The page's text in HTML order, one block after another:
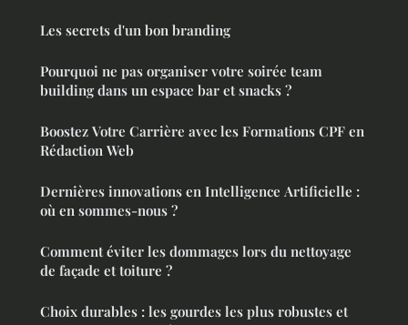
Les secrets d'un bon branding
Pourquoi ne pas organiser votre soirée team
building dans un espace bar et snacks ?
Boostez Votre Carrière avec les Formations CPF en
Rédaction Web
Dernières innovations en Intelligence Artificielle :
où en sommes-nous ?
Comment éviter les dommages lors du nettoyage
de façade et toiture ?
Choix durables : les gourdes les plus robustes et